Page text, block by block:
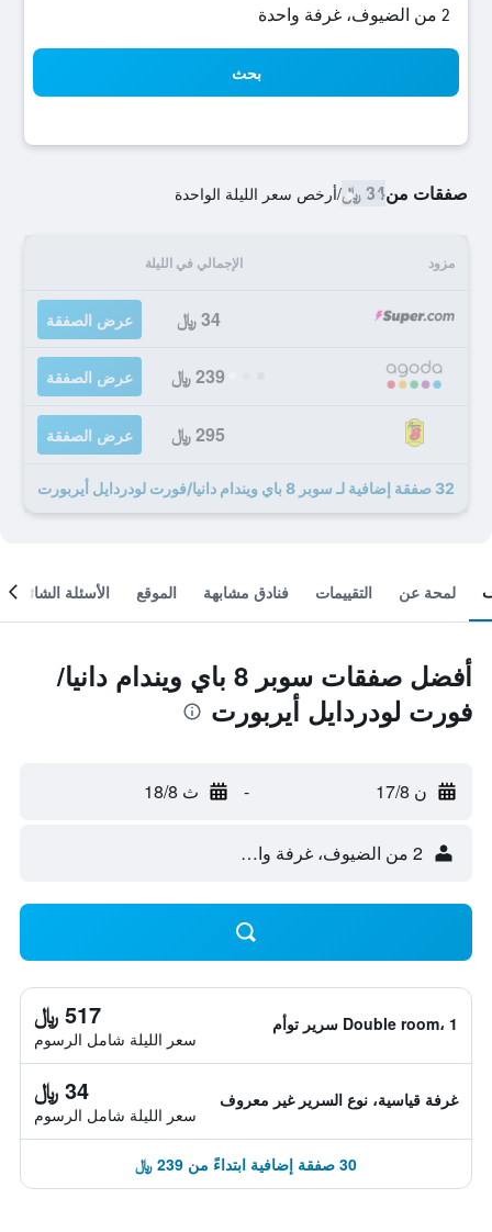
2 من الضيوف، غرفة واحدة
بحث
صفقات من34 ﷼ /أرخص سعر الليلة الواحدة
مزود الإجمالي في الليلة
34 ﷼ عرض الصفقة
239 ﷼ عرض الصفقة
295 ﷼ عرض الصفقة
32 صفقة إضافية لـ سوبر 8 باي ويندام دانيا/فورت لودردايل أيربورت
لمحة عن التقييمات فنادق مشابهة الموقع الأسئلة الشائعة
أفضل صفقات سوبر 8 باي ويندام دانيا/
فورت لودردايل أيربورت
ن 17/8 - ث 18/8
2 من الضيوف، غرفة واحدة
Double room، 1 سرير توأم 517 ﷼
سعر الليلة شامل الرسوم
غرفة قياسية، نوع السرير غير معروف 34 ﷼
سعر الليلة شامل الرسوم
30 صفقة إضافية ابتداءً من 239 ﷼